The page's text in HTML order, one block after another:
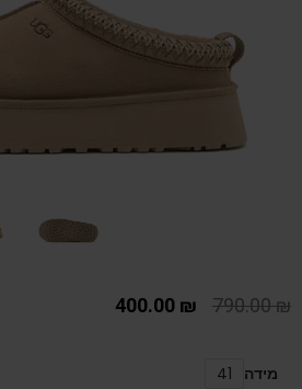
790.00₪
400.00 ₪
מידה 41